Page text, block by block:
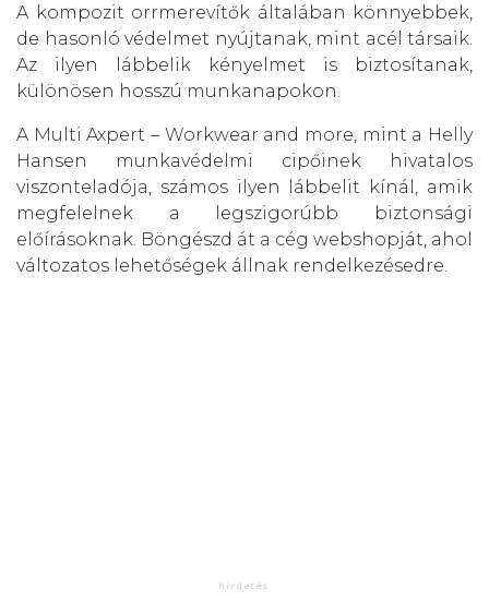
A kompozit orrmerevítők általában könnyebbek,
de hasonló védelmet nyújtanak, mint acél társaik.
Az ilyen lábbelik kényelmet is biztosítanak,
különösen hosszú munkanapokon.
A Multi Axpert – Workwear and more, mint a Helly
Hansen munkavédelmi cipőinek hivatalos
viszonteladója, számos ilyen lábbelit kínál, amik
megfelelnek a legszigorúbb biztonsági
előírásoknak. Böngészd át a cég webshopját, ahol
változatos lehetőségek állnak rendelkezésedre.